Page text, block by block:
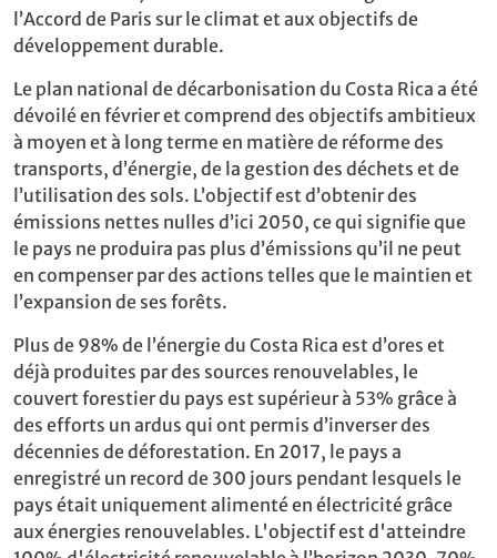
l’Accord de Paris sur le climat et aux objectifs de
développement durable.
Le plan national de décarbonisation du Costa Rica a été
dévoilé en février et comprend des objectifs ambitieux
à moyen et à long terme en matière de réforme des
transports, d’énergie, de la gestion des déchets et de
l’utilisation des sols. L’objectif est d’obtenir des
émissions nettes nulles d’ici 2050, ce qui signifie que
le pays ne produira pas plus d’émissions qu’il ne peut
en compenser par des actions telles que le maintien et
l’expansion de ses forêts.
Plus de 98% de l’énergie du Costa Rica est d’ores et
déjà produites par des sources renouvelables, le
couvert forestier du pays est supérieur à 53% grâce à
des efforts un ardus qui ont permis d’inverser des
décennies de déforestation. En 2017, le pays a
enregistré un record de 300 jours pendant lesquels le
pays était uniquement alimenté en électricité grâce
aux énergies renouvelables. L'objectif est d'atteindre